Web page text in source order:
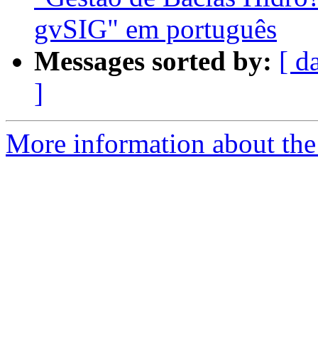
gvSIG" em português
Messages sorted by: [
]
More information about